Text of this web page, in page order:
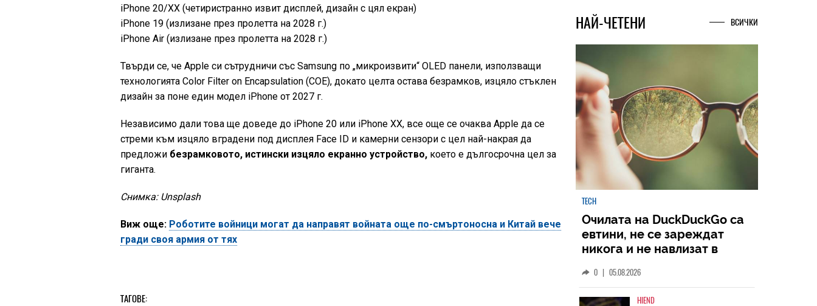
iPhone 20/XX (четиристранно извит дисплей, дизайн с цял екран)
iPhone 19 (излизане през пролетта на 2028 г.)
iPhone Air (излизане през пролетта на 2028 г.)
Твърди се, че Apple си сътрудничи със Samsung по „микроизвити“ OLED панели, използващи
технологията Color Filter on Encapsulation (COE), докато целта остава безрамков, изцяло стъклен
дизайн за поне един модел iPhone от 2027 г.
Независимо дали това ще доведе до iPhone 20 или iPhone XX, все още се очаква Apple да се
стреми към изцяло вградени под дисплея Face ID и камерни сензори с цел най-накрая да
предложи безрамковото, истински изцяло екранно устройство, което е дългосрочна цел за
гиганта.
Снимка: Unsplash
Виж още: Роботите войници могат да направят войната още по-смъртоносна и Китай вече
гради своя армия от тях
ТАГОВЕ:
НАЙ-ЧЕТЕНИ
TECH
Очилата на DuckDuckGo са
евтини, не се зареждат
личното пространство – и